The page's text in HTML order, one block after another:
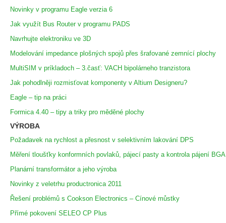
Novinky v programu Eagle verzia 6
Jak využít Bus Router v programu PADS
Navrhujte elektroniku ve 3D
Modelování impedance plošných spojů přes šrafované zemnící plochy
MultiSIM v príkladoch – 3.časť: VACH bipolárneho tranzistora
Jak pohodlněji rozmisťovat komponenty v Altium Designeru?
Eagle – tip na práci
Formica 4.40 – tipy a triky pro měděné plochy
VÝROBA
Požadavek na rychlost a přesnost v selektivním lakování DPS
Měření tloušťky konformních povlaků, pájecí pasty a kontrola pájení BGA
Planární transformátor a jeho výroba
Novinky z veletrhu productronica 2011
Řešení problémů s Cookson Electronics – Cínové můstky
Přímé pokovení SELEO CP Plus